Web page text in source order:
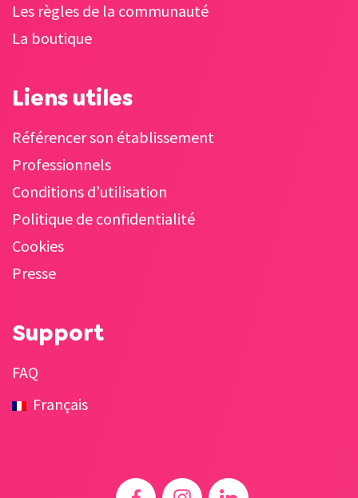
Les règles de la communauté
La boutique
Liens utiles
Référencer son établissement
Professionnels
Conditions d’utilisation
Politique de confidentialité
Cookies
Presse
Support
FAQ
Français